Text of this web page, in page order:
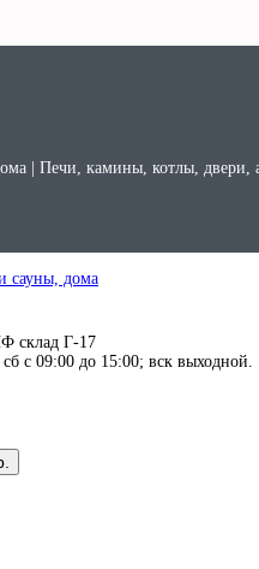
| Печи, камины, котлы, двери,
склад Г-17
с 09:00 до 15:00; вск выходной.